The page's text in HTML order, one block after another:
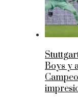
Boys y